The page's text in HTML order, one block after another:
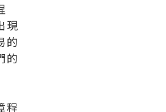
現
的
的
程